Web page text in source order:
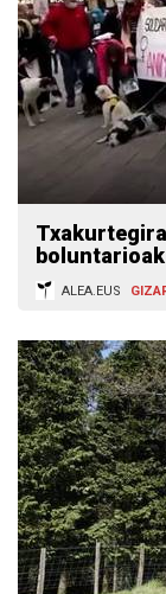
boluntarioak
ALEA.EUS